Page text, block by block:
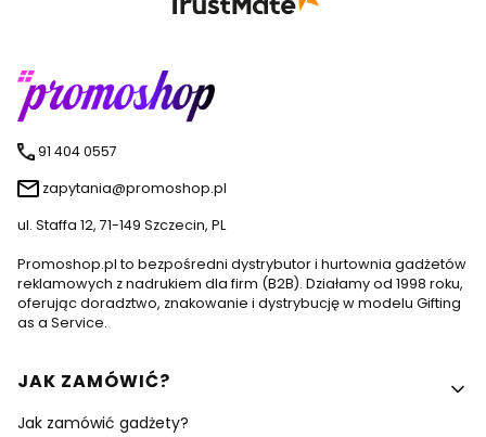
91 404 0557
zapytania@promoshop.pl
ul. Staffa 12, 71-149 Szczecin, PL
Promoshop.pl to bezpośredni dystrybutor i hurtownia gadżetów
reklamowych z nadrukiem dla firm (B2B). Działamy od 1998 roku,
oferując doradztwo, znakowanie i dystrybucję w modelu Gifting
as a Service.
Linki w stopce
JAK ZAMÓWIĆ?
Jak zamówić gadżety?